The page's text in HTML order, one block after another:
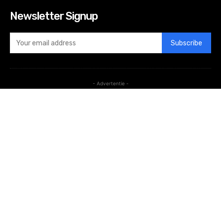
Newsletter Signup
Subscribe
- Advertentie -